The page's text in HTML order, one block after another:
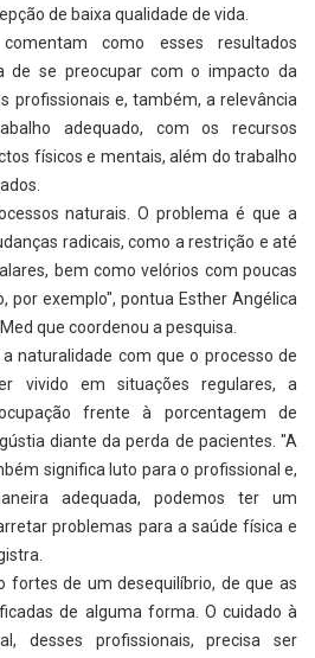
de baixa qualidade de vida.
como esses resultados
de se preocupar com o impacto da
profissionais e, também, a relevância
adequado, com os recursos
físicos e mentais, além do trabalho
naturais. O problema é que a
radicais, como a restrição e até
bem como velórios com poucas
por exemplo", pontua Esther Angélica
que coordenou a pesquisa.
naturalidade com que o processo de
vivido em situações regulares, a
frente à porcentagem de
diante da perda de pacientes. "A
significa luto para o profissional e,
adequada, podemos ter um
problemas para a saúde física e
fortes de um desequilíbrio, de que as
de alguma forma. O cuidado à
desses profissionais, precisa ser